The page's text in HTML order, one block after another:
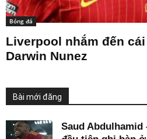
Bóng đá
Liverpool nhắm đến
Darwin Nunez
Bài mới đăng
Saud Abdulhamid